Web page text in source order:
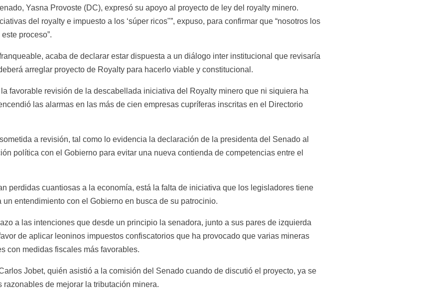
Yasna Provoste (DC), expresó su apoyo al proyecto de ley del royalty minero.
del royalty e impuesto a los ‘súper ricos"”, expuso, para confirmar que “nosotros los
proceso”.
acaba de declarar estar dispuesta a un diálogo inter institucional que revisaría
arreglar proyecto de Royalty para hacerlo viable y constitucional.
favorable revisión de la descabellada iniciativa del Royalty minero que ni siquiera ha
las alarmas en las más de cien empresas cupríferas inscritas en el Directorio
a revisión, tal como lo evidencia la declaración de la presidenta del Senado al
política con el Gobierno para evitar una nueva contienda de competencias entre el
perdidas cuantiosas a la economía, está la falta de iniciativa que los legisladores tiene
entendimiento con el Gobierno en busca de su patrocinio.
a las intenciones que desde un principio la senadora, junto a sus pares de izquierda
de aplicar leoninos impuestos confiscatorios que ha provocado que varias mineras
con medidas fiscales más favorables.
Jobet, quién asistió a la comisión del Senado cuando de discutió el proyecto, ya se
de mejorar la tributación minera.